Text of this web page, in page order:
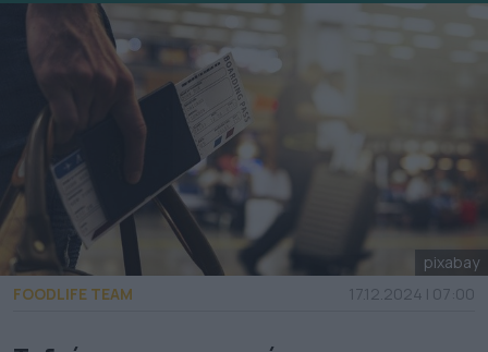
pixabay
FOODLIFE TEAM
17.12.2024 | 07:00